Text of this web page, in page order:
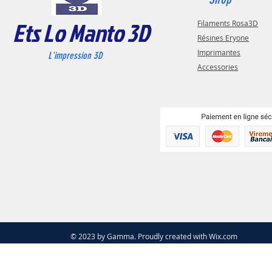
Ets Lo Manto 3D
L'impression 3D
Filaments Rosa3D
Résines Eryone
Imprimantes
Accessories
© 2023 by Gamma. Proudly created withWix.com